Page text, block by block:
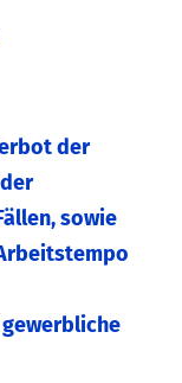
der
sowie